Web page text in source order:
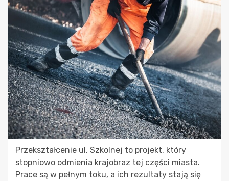
Przekształcenie ul. Szkolnej to projekt, który
stopniowo odmienia krajobraz tej części miasta.
Prace są w pełnym toku, a ich rezultaty stają się